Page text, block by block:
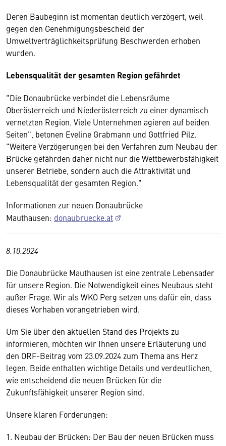
Deren Baubeginn ist momentan deutlich verzögert, weil
gegen den Genehmigungsbescheid der
Umweltverträglichkeitsprüfung Beschwerden erhoben
wurden.
Lebensqualität der gesamten Region gefährdet
"Die Donaubrücke verbindet die Lebensräume
Oberösterreich und Niederösterreich zu einer dynamisch
vernetzten Region. Viele Unternehmen agieren auf beiden
Seiten", betonen Eveline Grabmann und Gottfried Pilz.
"Weitere Verzögerungen bei den Verfahren zum Neubau der
Brücke gefährden daher nicht nur die Wettbewerbsfähigkeit
unserer Betriebe, sondern auch die Attraktivität und
Lebensqualität der gesamten Region."
Informationen zur neuen Donaubrücke
Mauthausen: donaubruecke.at
8.10.2024
Die Donaubrücke Mauthausen ist eine zentrale Lebensader
für unsere Region. Die Notwendigkeit eines Neubaus steht
außer Frage. Wir als WKO Perg setzen uns dafür ein, dass
dieses Vorhaben vorangetrieben wird.
Um Sie über den aktuellen Stand des Projekts zu
informieren, möchten wir Ihnen unsere Erläuterung und
den ORF-Beitrag vom 23.09.2024 zum Thema ans Herz
legen. Beide enthalten wichtige Details und verdeutlichen,
wie entscheidend die neuen Brücken für die
Zukunftsfähigkeit unserer Region sind.
Unsere klaren Forderungen:
1. Neubau der Brücken: Der Bau der neuen Brücken muss